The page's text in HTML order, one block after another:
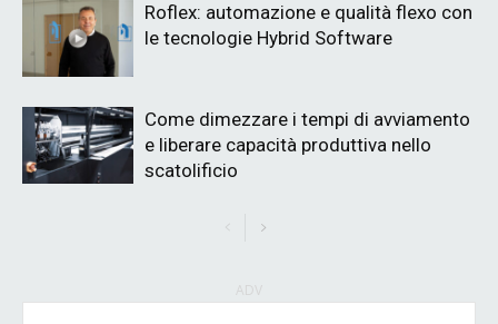
Roflex: automazione e qualità flexo con
le tecnologie Hybrid Software
Come dimezzare i tempi di avviamento
e liberare capacità produttiva nello
scatolificio